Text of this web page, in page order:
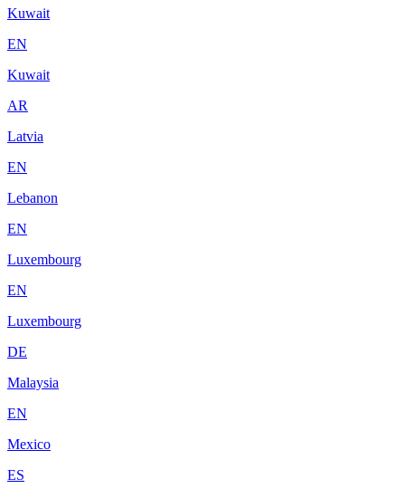
Kuwait
EN
Kuwait
AR
Latvia
EN
Lebanon
EN
Luxembourg
EN
Luxembourg
DE
Malaysia
EN
Mexico
ES